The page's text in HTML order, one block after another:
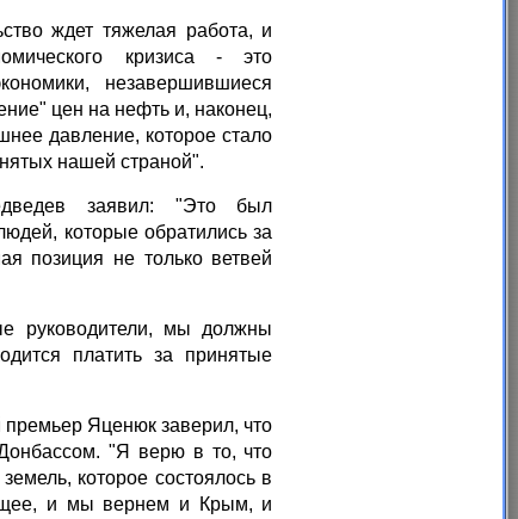
ждет тяжелая работа, и
кризиса - это
незавершившиеся
цен на нефть и, наконец,
давление, которое стало
нашей страной".
заявил: "Это был
которые обратились за
позиция не только ветвей
руководители, мы должны
платить за принятые
премьер Яценюк заверил, что
"Я верю в то, что
которое состоялось в
и мы вернем и Крым, и